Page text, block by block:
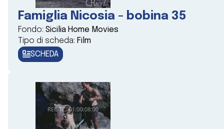
Famiglia Nicosia - bobina 35
Fondo: Sicilia Home Movies
Tipo di scheda: Film
SCHEDA